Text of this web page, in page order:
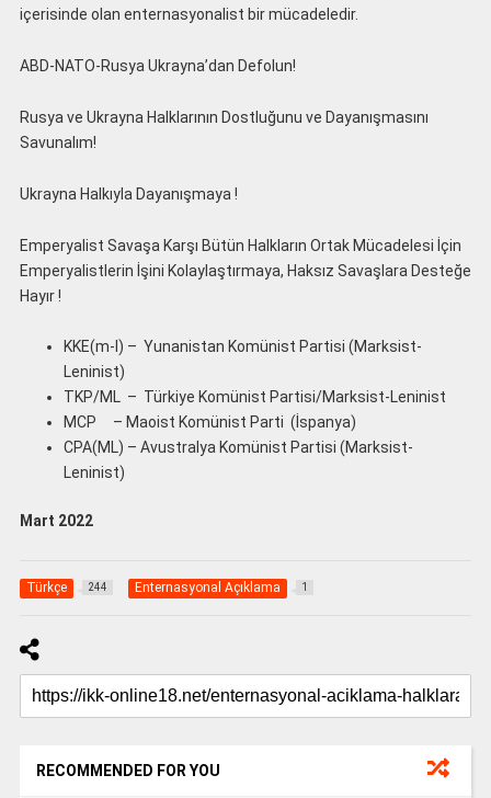
içerisinde olan enternasyonalist bir mücadeledir.
ABD-NATO-Rusya Ukrayna’dan Defolun!
Rusya ve Ukrayna Halklarının Dostluğunu ve Dayanışmasını
Savunalım!
Ukrayna Halkıyla Dayanışmaya !
Emperyalist Savaşa Karşı Bütün Halkların Ortak Mücadelesi İçin
Emperyalistlerin İşini Kolaylaştırmaya, Haksız Savaşlara Desteğe
Hayır !
KKE(m-l) – Yunanistan Komünist Partisi (Marksist-
Leninist)
TKP/ML – Türkiye Komünist Partisi/Marksist-Leninist
MCP – Maoist Komünist Parti (İspanya)
CPA(ML) – Avustralya Komünist Partisi (Marksist-
Leninist)
Mart 2022
Türkçe 244 Enternasyonal Açıklama 1
RECOMMENDED FOR YOU